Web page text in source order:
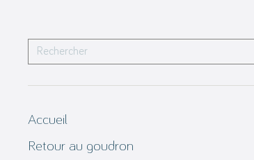
Accueil
Retour au goudron